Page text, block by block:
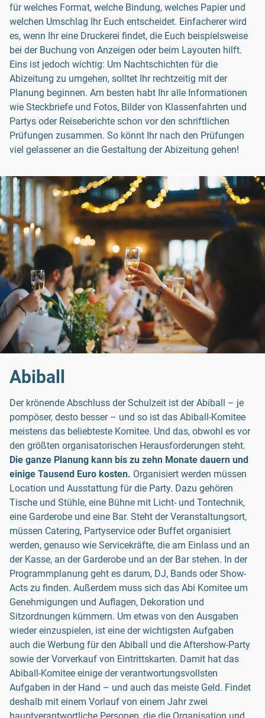
für welches Format, welche Bindung, welches Papier und
welchen Umschlag Ihr Euch entscheidet. Einfacherer wird
es, wenn Ihr eine Druckerei findet, die Euch beispielsweise
bei der Buchung von Anzeigen oder beim Layouten hilft.
Eins ist jedoch wichtig: Um Nachtschichten für die
Abizeitung zu umgehen, solltet Ihr rechtzeitig mit der
Planung beginnen. Am besten habt Ihr alle Informationen
wie Steckbriefe und Fotos, Bilder von Klassenfahrten und
Partys oder Reiseberichte schon vor den schriftlichen
Prüfungen zusammen. So könnt Ihr nach den Prüfungen
viel gelassener an die Gestaltung der Abizeitung gehen!
Abiball
Der krönende Abschluss der Schulzeit ist der Abiball – je
pompöser, desto besser – und so ist das Abiball-Komitee
meistens das beliebteste Komitee. Und das, obwohl es vor
den größten organisatorischen Herausforderungen steht.
Die ganze Planung kann bis zu zehn Monate dauern und
einige Tausend Euro kosten. Organisiert werden müssen
Location und Ausstattung für die Party. Dazu gehören
Tische und Stühle, eine Bühne mit Licht- und Tontechnik,
eine Garderobe und eine Bar. Steht der Veranstaltungsort,
müssen Catering, Partyservice oder Buffet organisiert
werden, genauso wie Servicekräfte, die am Einlass und an
der Kasse, an der Garderobe und an der Bar stehen. In der
Programmplanung geht es darum, DJ, Bands oder Show-
Acts zu finden. Außerdem muss sich das Abi Komitee um
Genehmigungen und Auflagen, Dekoration und
Sitzordnungen kümmern. Um etwas von den Ausgaben
wieder einzuspielen, ist eine der wichtigsten Aufgaben
auch die Werbung für den Abiball und die Aftershow-Party
sowie der Vorverkauf von Eintrittskarten. Damit hat das
Abiball-Komitee einige der verantwortungsvollsten
Aufgaben in der Hand – und auch das meiste Geld. Findet
deshalb mit einem Vorlauf von einem Jahr zwei